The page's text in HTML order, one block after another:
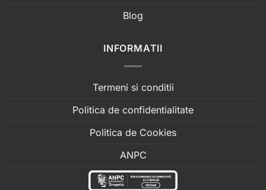
Blog
INFORMATII
Termeni si conditii
Politica de confidentialitate
Politica de Cookies
ANPC